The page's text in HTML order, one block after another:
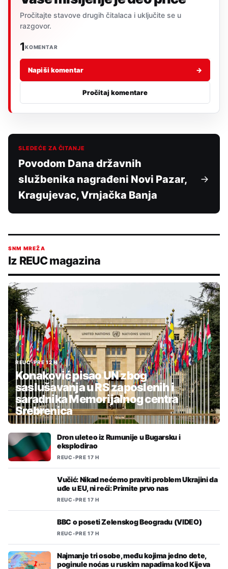
Pročitajte stavove drugih čitalaca i uključite se u
razgovor.
1KOMENTAR
Napiši komentar →
Pročitaj komentare
SLEDEĆE ZA ČITANJE
Povodom Dana državnih
službenika nagrađeni Novi Pazar,
Kragujevac, Vrnjačka Banja
SNM MREŽA
Iz REUC magazina
REUC•PRE 12 H
Konaković pisao UN zbog
saslušavanja u RS zaposlenih i
saradnika Memorijalnog centra
Srebrenica
Dron uleteo iz Rumunije u Bugarsku i
eksplodirao
REUC•PRE 17 H
Vučić: Nikad nećemo praviti problem Ukrajini da
uđe u EU, ni reći: Primite prvo nas
REUC•PRE 17 H
BBC o poseti Zelenskog Beogradu (VIDEO)
REUC•PRE 17 H
Najmanje tri osobe, među kojima jedno dete,
poginule noćas u ruskim napadima kod Kijeva